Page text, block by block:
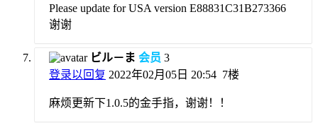
Please update for USA version E88831C31B273366
谢谢
ビル－ま 会员 3
登录以回复 2022年02月05日 20:54 7楼
麻烦更新下1.0.5的金手指，谢谢！！